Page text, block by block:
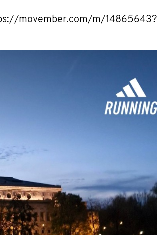
movember.com/m/14865643?